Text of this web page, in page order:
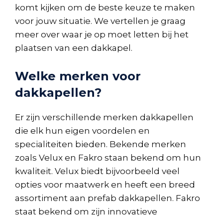
komt kijken om de beste keuze te maken
voor jouw situatie. We vertellen je graag
meer over waar je op moet letten bij het
plaatsen van een dakkapel.
Welke merken voor
dakkapellen?
Er zijn verschillende merken dakkapellen
die elk hun eigen voordelen en
specialiteiten bieden. Bekende merken
zoals Velux en Fakro staan bekend om hun
kwaliteit. Velux biedt bijvoorbeeld veel
opties voor maatwerk en heeft een breed
assortiment aan prefab dakkapellen. Fakro
staat bekend om zijn innovatieve